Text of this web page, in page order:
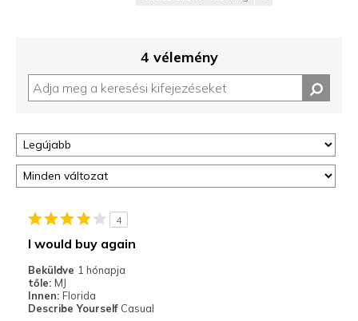
4 vélemény
4
I would buy again
Beküldve 1 hónapja
tőle: MJ
Innen: Florida
Describe Yourself Casual